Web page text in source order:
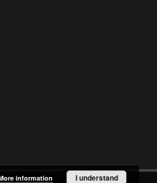
information I understand